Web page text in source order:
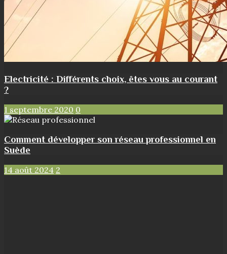
Electricité : Différents choix, êtes vous au courant
?
1 septembre 2020 0
Comment développer son réseau professionnel en
Suède
14 août 2024 2